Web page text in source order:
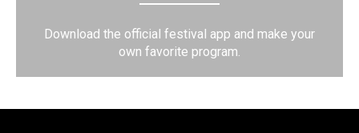
Download the official festival app and make your
own favorite program.